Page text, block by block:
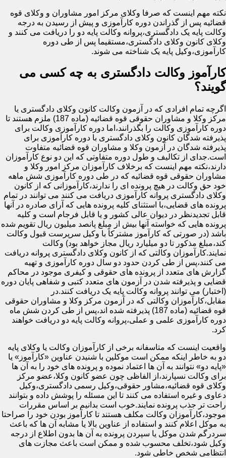
نکته مهم اینست که صرفا وکلای مرکز امور مشاوران و وکلای قوه
قضائیه پس از گذراندن دوره کارآموزی و پیش از رسیدن به درجه
وکالت پایه یک دادگستری،پروانه وکالت پایه دو را دریافت می کنند و
وکلای کانون وکلای دادگستری،مستقیما پس از طی دوره
کارآموزی،وکیل پایه یک شناخته می شوند.
کارآموز وکالت دادگستری به چه کسی می
گویند؟
اگرچه تمام افرادی که در آزمون وکالت کانون وکلای دادگستری یا
مرکز وکلا و مشاوران حقوقی قوه قضائیه (ماده 187) ملزم هستند تا
دوره کارآموزی وکالت را بگذرانند،اما دوره کارآموزی وکالت برای
پذیرفته شدگان کانون وکلای دادگستری با دوره کارآموزی برای
پذیرفته شدگان در آزمون وکلا و مشاوران قوه قضائیه متفاوت
است.جدای از تکالیف و طول دوره متفاوتی که این دو نوع کارآموزان
دارند،نکته مهم اینست که برخلاف کارآموزان مرکز امور وکلا و
مشاوران حقوقی قوه قضائیه که در طی دوره کارآموزی شش ماهه
خود حق وکالت در هیچ پرونده ای را ندارند،کارآموزانی که از کانون
وکلای دادگستری پروانه کارآموزی دریافت می کنند می توانند در تمام
پرونده های قضایی،با استثنای کلیه پرونده هایی که آرای صادره در آنها
قابل تجدیدنظر در دیوان عالی کشور و یا قابل فرجام است و کلیه
پرونده هایی که خواسته آنها بیش از مبلغ پانصد میلیون ریال تقویم شده
باشد (در صورتی که کارآموز مشترکاً با وکیل سرپرست قبول وکالت
کند،مبلغ مذکور تا دو میلیارد ریال مجاز خواهد بود) وکالت
نمایند.کارآموزان وکالتی که از کانون وکلای دادگستری پروانه دریافت
می کنند،پس از طی کردن حدود دو سال دوره کارآموزی و تهیه
گزارش های متعدد از پرونده های حقوقی و کیفری موجود در محاکم
قضایی و پذیرفته شدن در آزمون های متعدد کتبی و شفاهی پایان دوره
(اختبار) می توانند پروانه وکالت پایه یک دریافت کنند.در
مقابل،کارآموزان وکالتی که در آزمون مرکز وکلا و مشاوران حقوقی
قوه قضائیه (ماده 187) پذیرفته شده اند،پس از طی کردن شش ماه
دوره کارآموزی علمی و عملی،پروانه وکالت پایه دو دریافت خواهند
کرد.
واقعیت اینست که متاسفانه برخی از کارآموزان وکالت یا وکلای پایه
دو به خاطر اینکه ممکن است موکلین با شنیدن عناوین «کارآموز» یا
«پایه دو» نتوانند به آن ها اعتماد نموده و پرونده های خود را به آن ها
برای وکالت نسپارند،از الفاظی چون عضو کانون وکلا،عضو مرکز
وکلای قوه قضائیه،مشاور حقوقی،وکیل رسمی دادگستری،وکیل
دعاوی و غیره استفاده می کنند تا این مسئله را پوشش داده و بتوانند
راحت تر جذب پرونده نمایند.خوب است بدانیم بر اساس مقررات
موجود،کارآموزان وکالت مکلف هستند تا کارآموز بودن خود را صراحتا
به موکل اعلام کنند و استفاده از عناوین بالا یا مشابه آن ها که باعث
سردرگم شدن موکل یا سپردن پرونده به آن ها بدون اطلاع از درجه
وکیل شود،تخلف محسوب شده و ممکن است باعث مجازت های
انتظامی شخص خاطی شود.